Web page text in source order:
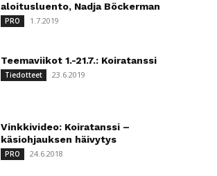
aloitusluento, Nadja Böckerman
PRO 1.7.2019
Teemaviikot 1.-21.7.: Koiratanssi
Tiedotteet 23.6.2019
Vinkkivideo: Koiratanssi –
käsiohjauksen häivytys
PRO 24.6.2018